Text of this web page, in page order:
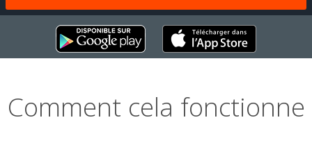
Comment cela fonctionne